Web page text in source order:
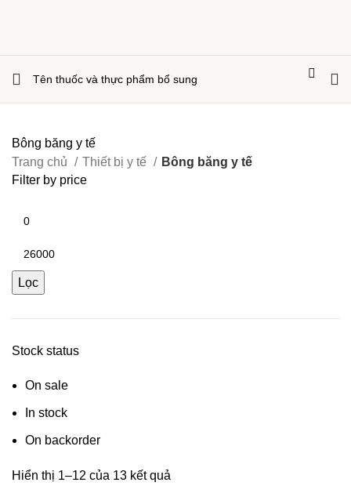
Bông băng y tế
Trang chủ
Thiết bị y tế
Bông băng y tế
Filter by price
Lọc
Stock status
On sale
In stock
On backorder
Hiển thị 1–12 của 13 kết quả